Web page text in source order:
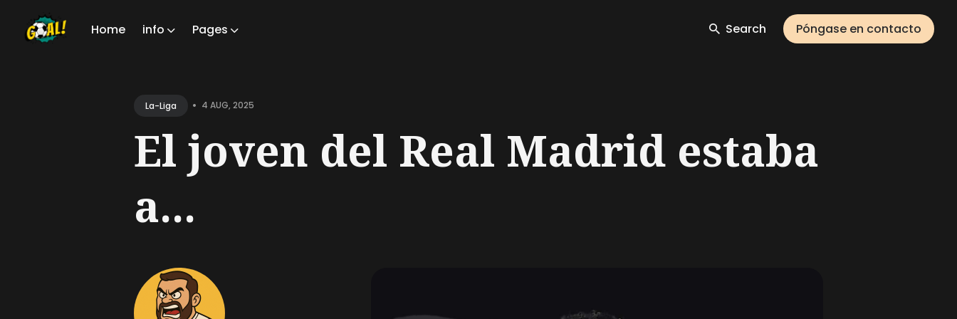
Home info Pages Search Póngase en contacto
La-Liga • 4 AUG, 2025
El joven del Real Madrid estaba
a...